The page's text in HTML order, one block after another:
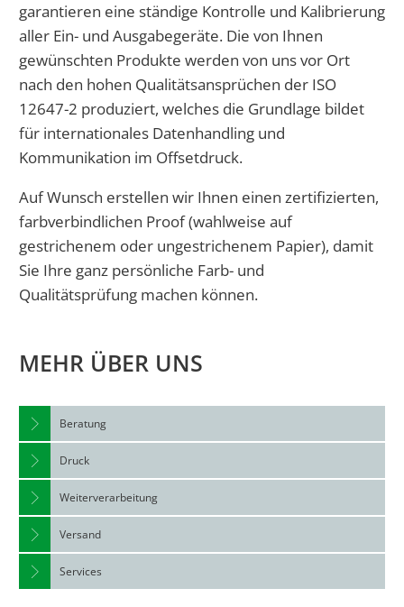
garantieren eine ständige Kontrolle und Kalibrierung
aller Ein- und Ausgabegeräte. Die von Ihnen
gewünschten Produkte werden von uns vor Ort
nach den hohen Qualitätsansprüchen der ISO
12647-2 produziert, welches die Grundlage bildet
für internationales Datenhandling und
Kommunikation im Offsetdruck.
Auf Wunsch erstellen wir Ihnen einen zertifizierten,
farbverbindlichen Proof (wahlweise auf
gestrichenem oder ungestrichenem Papier), damit
Sie Ihre ganz persönliche Farb- und
Qualitätsprüfung machen können.
MEHR ÜBER UNS
Beratung
Druck
Weiterverarbeitung
Versand
Services